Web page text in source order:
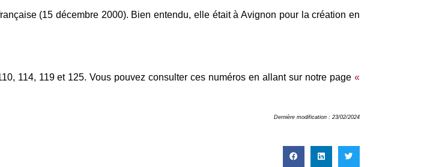
(15 décembre 2000). Bien entendu, elle était à Avignon pour la création en
114, 119 et 125. Vous pouvez consulter ces numéros en allant sur notre page«
Dernière modification : 23/02/2024